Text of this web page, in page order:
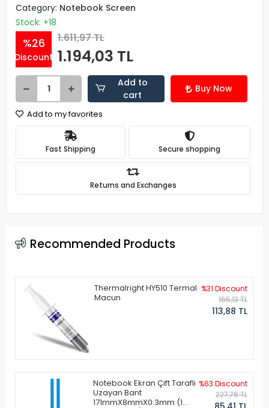
Category: Notebook Screen
Stock: +18
%26
Discount
1.611,97 TL
1.194,03 TL
Add to
cart
Buy Now
Add to my favorites
Fast Shipping Secure shopping
Returns and Exchanges
Recommended Products
Thermalright HY510 Termal
Macun
%31 Discount
165,13 TL
113,88 TL
Notebook Ekran Çift Taraflı
Uzayan Bant
171mmX8mmX0.3mm (1
%63 Discount
227,76 TL